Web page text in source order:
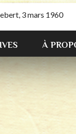
3 mars 1960
À